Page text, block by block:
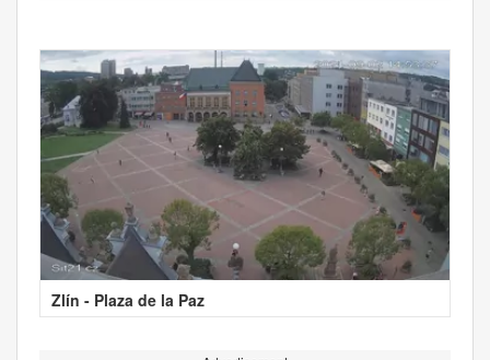
Zlín - Plaza de la Paz